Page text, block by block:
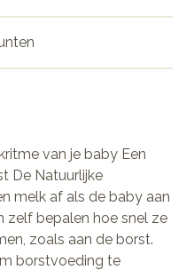
van je baby Een
De Natuurlijke
melk af als de baby aan
zelf bepalen hoe snel ze
zoals aan de borst.
borstvoeding te